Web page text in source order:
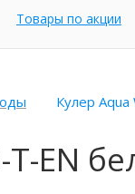
Товары по акции
Кулер
EN